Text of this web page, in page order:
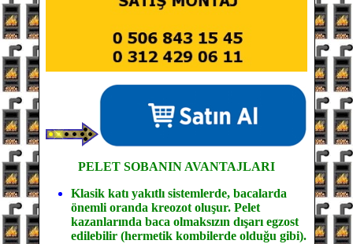
PELET SOBANIN AVANTAJLARI
Klasik katı yakıtlı sistemlerde, bacalarda
önemli oranda kreozot oluşur. Pelet
kazanlarında baca olmaksızın dışarı egzost
edilebilir (hermetik kombilerde olduğu gibi).